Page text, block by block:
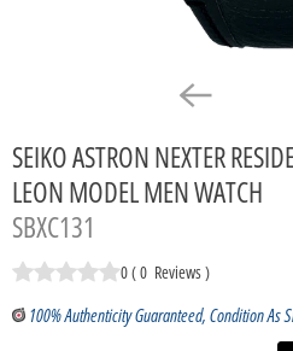
SEIKO ASTRON NEXTER
LEON MODEL MEN WATCH
SBXC131
0(0 Reviews)
100% Authenticity Guaranteed, Condition As